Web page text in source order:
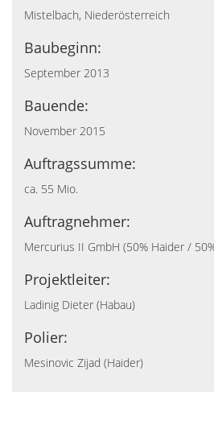
Mistelbach, Niederösterreich
Baubeginn:
September 2013
Bauende:
November 2015
Auftragssumme:
ca. 55 Mio.
Auftragnehmer:
Mercurius II GmbH (50% Haider /
Projektleiter:
Ladinig Dieter (Habau)
Polier:
Mesinovic Zijad (Haider)